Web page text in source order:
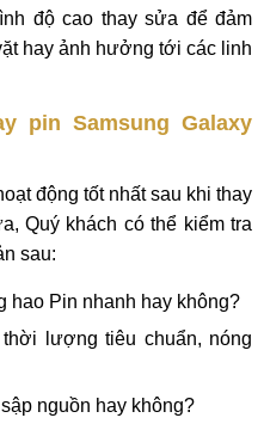
độ cao thay sửa để đảm
hay ảnh hưởng tới các linh
pin Samsung Galaxy
động tốt nhất sau khi thay
Quý khách có thể kiểm tra
sau:
Pin nhanh hay không?
lượng tiêu chuẩn, nóng
nguồn hay không?